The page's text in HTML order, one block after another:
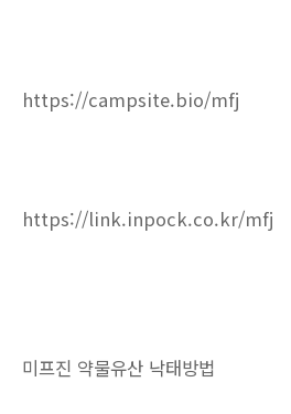
https://campsite.bio/mfj
https://link.inpock.co.kr/mfj
미프진 약물유산 낙태방법